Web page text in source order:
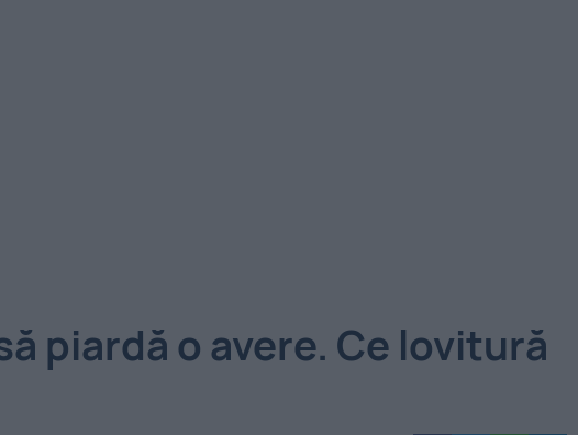
piardă o avere. Ce lovitură